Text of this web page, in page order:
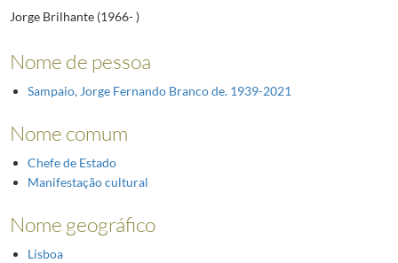
Jorge Brilhante (1966- )
Nome de pessoa
Sampaio, Jorge Fernando Branco de. 1939-2021
Nome comum
Chefe de Estado
Manifestação cultural
Nome geográfico
Lisboa